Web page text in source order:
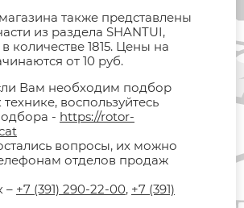
также представлены
из раздела SHANTUI,
количестве 1815. Цены на
от 10 руб.
Вам необходим подбор
технике, воспользуйтесь
- https://rotor-
вопросы, их можно
отделов продаж
– +7 (391) 290-22-00, +7 (391)